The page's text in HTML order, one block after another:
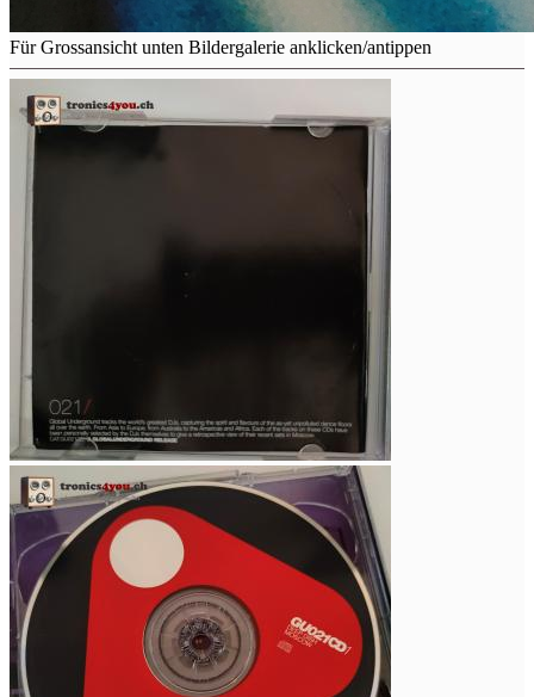
Für Grossansicht unten Bildergalerie anklicken/antippen